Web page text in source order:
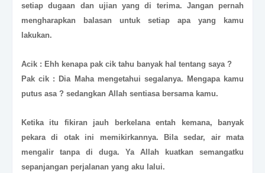
setiap dugaan dan ujian yang di terima. Jangan pernah
mengharapkan balasan untuk setiap apa yang kamu
lakukan.
Acik : Ehh kenapa pak cik tahu banyak hal tentang saya ?
Pak cik : Dia Maha mengetahui segalanya. Mengapa kamu
putus asa ? sedangkan Allah sentiasa bersama kamu.
Ketika itu fikiran jauh berkelana entah kemana, banyak
pekara di otak ini memikirkannya. Bila sedar, air mata
mengalir tanpa di duga. Ya Allah kuatkan semangatku
sepanjangan perjalanan yang aku lalui.